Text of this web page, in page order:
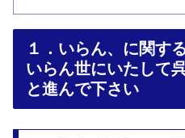
１．いらん、に関
いらん世にいたして
と進んで下さい